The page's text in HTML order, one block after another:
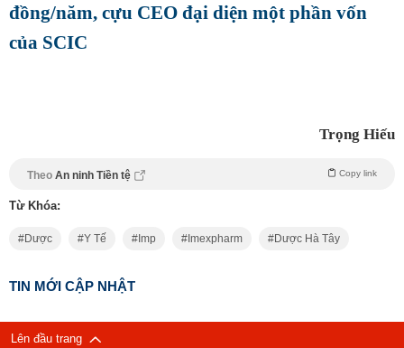
đồng/năm, cựu CEO đại diện một phần vốn
của SCIC
Trọng Hiếu
Theo An ninh Tiền tệ Copy link
Từ Khóa:
Dược Y Tế Imp Imexpharm Dược Hà Tây
TIN MỚI CẬP NHẬT
Lên đầu trang